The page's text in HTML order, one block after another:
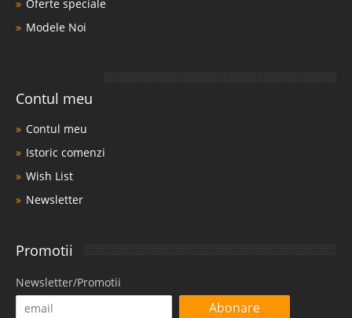
Oferte speciale
Modele Noi
Contul meu
Contul meu
Istoric comenzi
Wish List
Newsletter
Promotii
Newsletter/Promotii
Abonare